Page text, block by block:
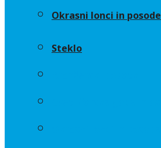
Okrasni lonci in posode
Steklo